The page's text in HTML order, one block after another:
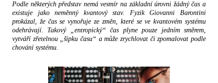
Podle některých představ nemá vesmír na základní úrovni žádný čas a
existuje jako neměnný kvantový stav. Fyzik Giovanni Barontini
prokázal, že čas se vynořuje ze změn, které se ve kvantovém systému
odehrávají. Takový „entropický“ čas plyne pouze jedním směrem,
vytváří zřetelnou „šipku času“ a může zrychlovat či zpomalovat podle
chování systému.